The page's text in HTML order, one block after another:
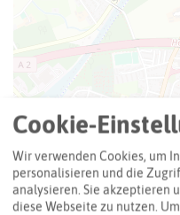
Cookie-
Wir verwenden Cookies, um
personalisieren und die
analysieren. Sie akzeptieren
diese Webseite zu nutzen.